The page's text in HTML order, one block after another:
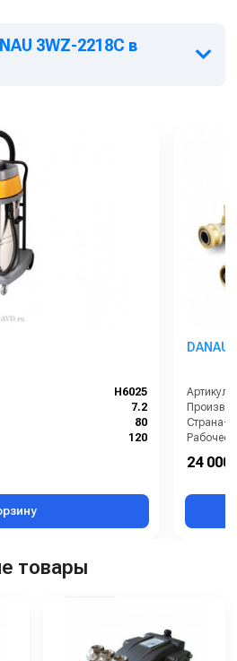
3WZ-2218C в
Н6025
7.2
80
120
DANAU
Артикул:
Страна-
Рабочее
Масса
24 000
товары